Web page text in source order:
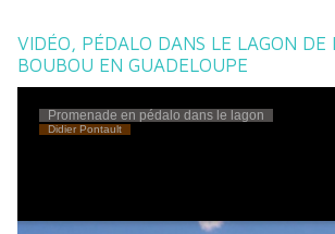
VIDÉO, PÉDALO DANS LE LAGON DE
BOUBOU EN GUADELOUPE